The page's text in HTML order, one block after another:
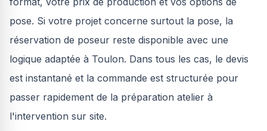
pose. Si votre projet concerne surtout la pose, la
réservation de poseur reste disponible avec une
logique adaptée à Toulon. Dans tous les cas, le devis
est instantané et la commande est structurée pour
passer rapidement de la préparation atelier à
l'intervention sur site.